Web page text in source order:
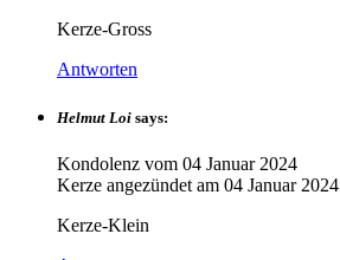
Kerze-Gross
Antworten
Helmut Loi says:
Kondolenz vom 04 Januar 2024
Kerze angezündet am 04 Januar 2024
Kerze-Klein